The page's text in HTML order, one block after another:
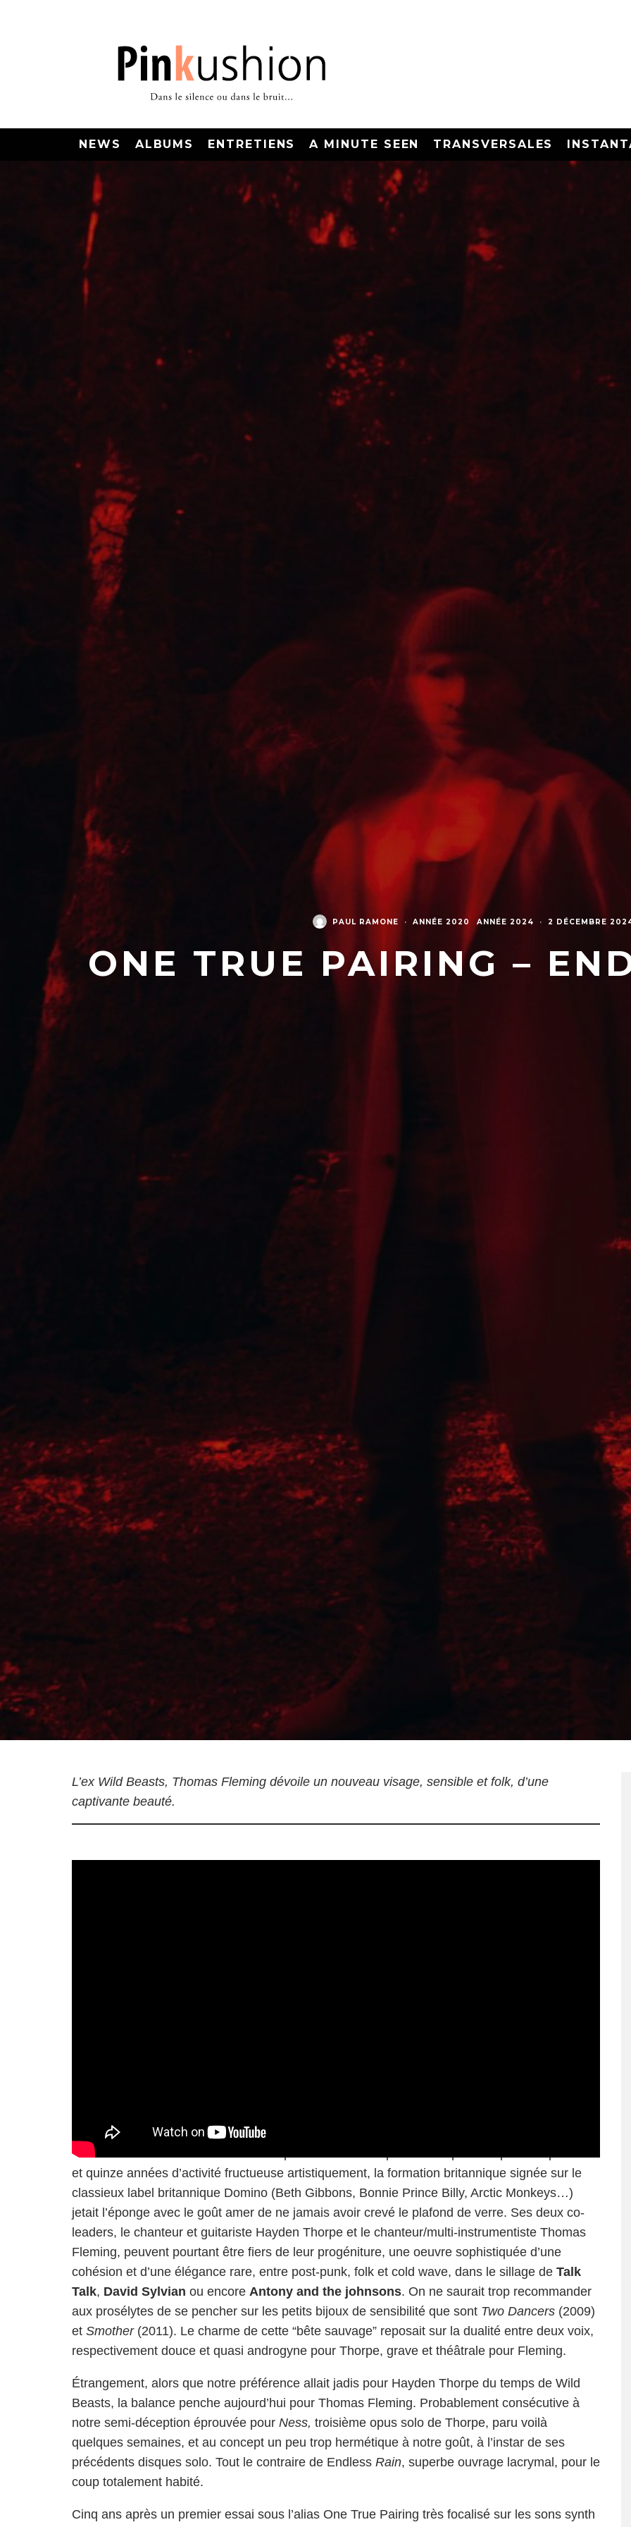
NEWS ALBUMS ENTRETIENS A MINUTE SEEN TRANSVERSALES
PAUL RAMONE · ANNÉE 2020 ANNÉE 2024 · 2 DÉCEMBRE
ONE TRUE PAIRING –
L’ex Wild Beasts, Thomas Fleming dévoile un nouveau visage, sensible et folk, d’une
captivante beauté.
La dissolution de Wild Beasts voilà sept ans en a laissé plus d’un orphelin. Après cinq albums
et quinze années d’activité fructueuse artistiquement, la formation britannique signée sur le
classieux label britannique Domino (Beth Gibbons, Bonnie Prince Billy, Arctic Monkeys…)
jetait l’éponge avec le goût amer de ne jamais avoir crevé le plafond de verre. Ses deux co-
leaders, le chanteur et guitariste Hayden Thorpe et le chanteur/multi-instrumentiste Thomas
Fleming, peuvent pourtant être fiers de leur progéniture, une oeuvre sophistiquée d’une
cohésion et d’une élégance rare, entre post-punk, folk et cold wave, dans le sillage de Talk
Talk, David Sylvian ou encore Antony and the johnsons. On ne saurait trop recommander
aux prosélytes de se pencher sur les petits bijoux de sensibilité que sont Two Dancers (2009)
et Smother(2011). Le charme de cette “bête sauvage” reposait sur la dualité entre deux voix,
respectivement douce et quasi androgyne pour Thorpe, grave et théâtrale pour Fleming.
Étrangement, alors que notre préférence allait jadis pour Hayden Thorpe du temps de Wild
Beasts, la balance penche aujourd’hui pour Thomas Fleming. Probablement consécutive à
notre semi-déception éprouvée pour Ness, troisième opus solo de Thorpe, paru voilà
quelques semaines, et au concept un peu trop hermétique à notre goût, à l’instar de ses
précédents disques solo. Tout le contraire de Endless Rain, superbe ouvrage lacrymal, pour le
coup totalement habité.
Cinq ans après un premier essai sous l’alias One True Pairing très focalisé sur les sons synth